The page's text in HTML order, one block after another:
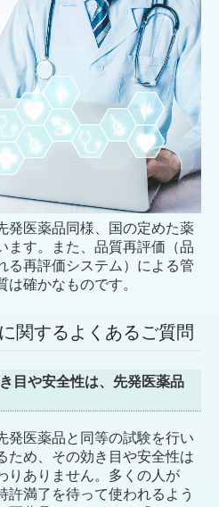
発医薬品同様、国の定めた薬
ます。また、品質再評価（品
る再評価システム）による管
確かなものです。
関するよくあるご質問
目や安全性は、先発医薬品
発医薬品と同等の試験を行い
ため、その効き目や安全性は
りありません。多くの人が
許満了を待って使われるよう